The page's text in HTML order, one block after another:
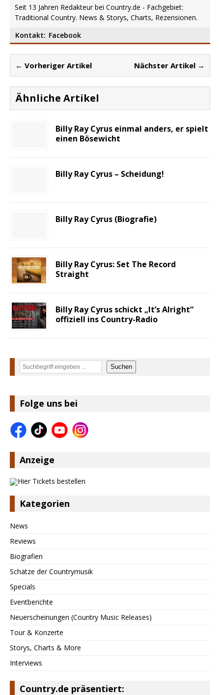
Seit 13 Jahren Redakteur bei Country.de - Fachgebiet:
Traditional Country. News & Storys, Charts, Rezensionen.
Kontakt: Facebook
← Vorheriger Artikel Nächster Artikel →
Ähnliche Artikel
Billy Ray Cyrus einmal anders, er spielt
einen Bösewicht
Billy Ray Cyrus – Scheidung!
Billy Ray Cyrus (Biografie)
Billy Ray Cyrus: Set The Record
Straight
Billy Ray Cyrus schickt „It’s Alright“
offiziell ins Country-Radio
Suchen Suchen
Folge uns bei
Anzeige
Kategorien
News
Reviews
Biografien
Schätze der Countrymusik
Specials
Eventberichte
Neuerscheinungen (Country Music Releases)
Tour & Konzerte
Storys, Charts & More
Interviews
Country.de präsentiert: